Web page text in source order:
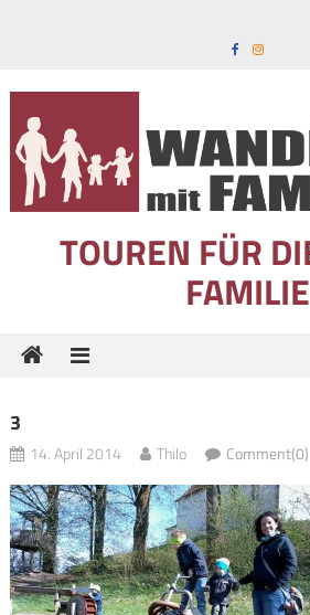
TOUREN FÜR
FAMILIE
3
14. April 2014 Thilo Comment(0)